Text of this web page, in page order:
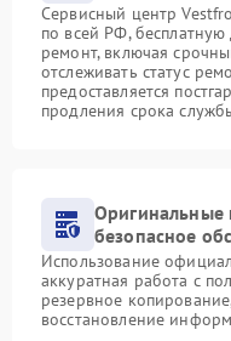
Сервисный центр
по всей РФ, бесплатную
ремонт, включая
отслеживать статус
предоставляется
продления срока
безопасное
Использование
аккуратная работа с
резервное
восстановление